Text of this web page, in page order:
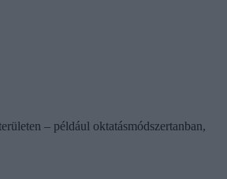
– például oktatásmódszertanban,